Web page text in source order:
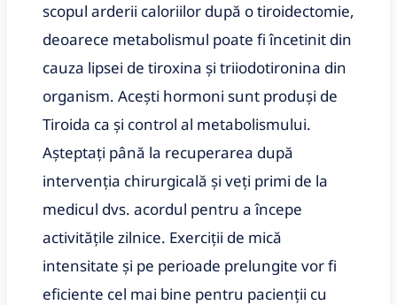
scopul arderii caloriilor după o tiroidectomie,
deoarece metabolismul poate fi încetinit din
cauza lipsei de tiroxina și triiodotironina din
organism. Acești hormoni sunt produși de
Tiroida ca și control al metabolismului.
Așteptați până la recuperarea după
intervenția chirurgicală și veți primi de la
medicul dvs. acordul pentru a începe
activitățile zilnice. Exerciții de mică
intensitate și pe perioade prelungite vor fi
eficiente cel mai bine pentru pacienții cu